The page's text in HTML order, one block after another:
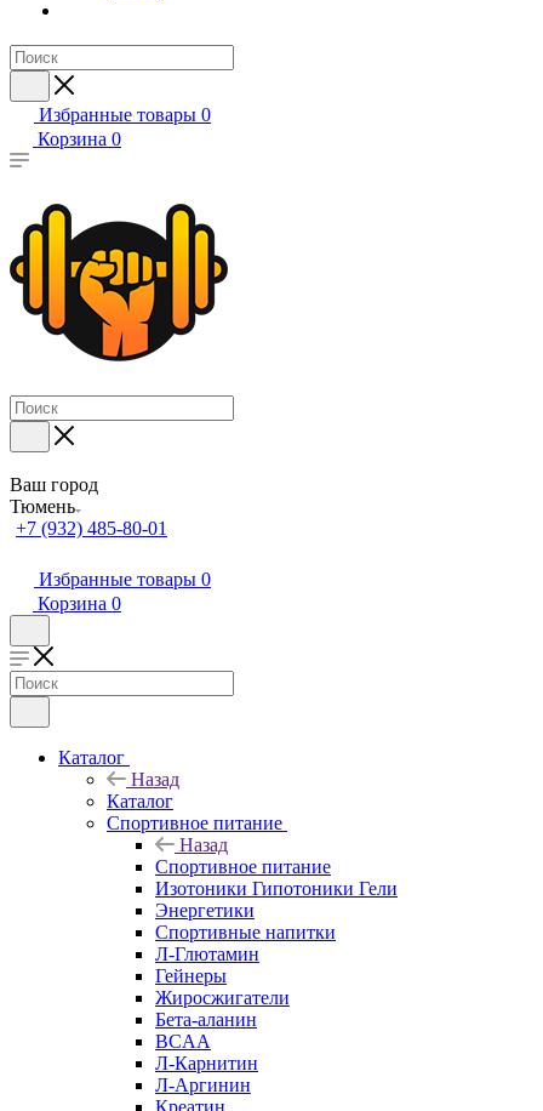
Избранные товары 0
Корзина 0
Ваш город
Тюмень
+7 (932) 485-80-01
Избранные товары 0
Корзина 0
Каталог
Назад
Каталог
Спортивное питание
Назад
Спортивное питание
Изотоники Гипотоники Гели
Энергетики
Спортивные напитки
Л-Глютамин
Гейнеры
Жиросжигатели
Бета-аланин
BCAA
Л-Карнитин
Л-Аргинин
Креатин